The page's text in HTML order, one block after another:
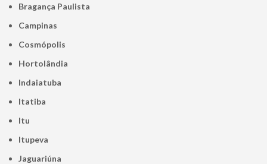
Bragança Paulista
Campinas
Cosmópolis
Hortolândia
Indaiatuba
Itatiba
Itu
Itupeva
Jaguariúna